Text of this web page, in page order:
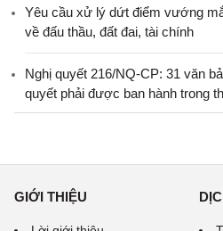
Yêu cầu xử lý dứt điểm vướng
về đấu thầu, đất đai, tài chính
Nghị quyết 216/NQ-CP: 31 văn
quyết phải được ban hành trong
GIỚI THIỆU